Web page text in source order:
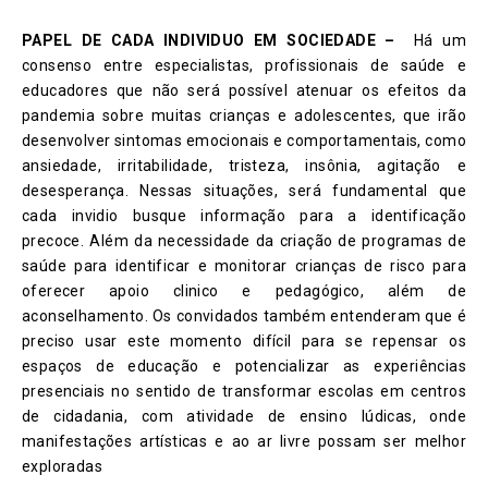
PAPEL DE CADA INDIVIDUO EM SOCIEDADE –
Há um
consenso entre especialistas, profissionais de saúde e
educadores que não será possível atenuar os efeitos da
pandemia sobre muitas crianças e adolescentes, que irão
desenvolver sintomas emocionais e comportamentais, como
ansiedade, irritabilidade, tristeza, insônia, agitação e
desesperança. Nessas situações, será fundamental que
cada invidio busque informação para a identificação
precoce. Além da necessidade da criação de programas de
saúde para identificar e monitorar crianças de risco para
oferecer apoio clinico e pedagógico, além de
aconselhamento. Os convidados também entenderam que é
preciso usar este momento difícil para se repensar os
espaços de educação e potencializar as experiências
presenciais no sentido de transformar escolas em centros
de cidadania, com atividade de ensino lúdicas, onde
manifestações artísticas e ao ar livre possam ser melhor
exploradas